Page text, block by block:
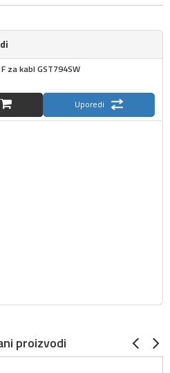
za kabl GST794SW
Uporedi
proizvodi